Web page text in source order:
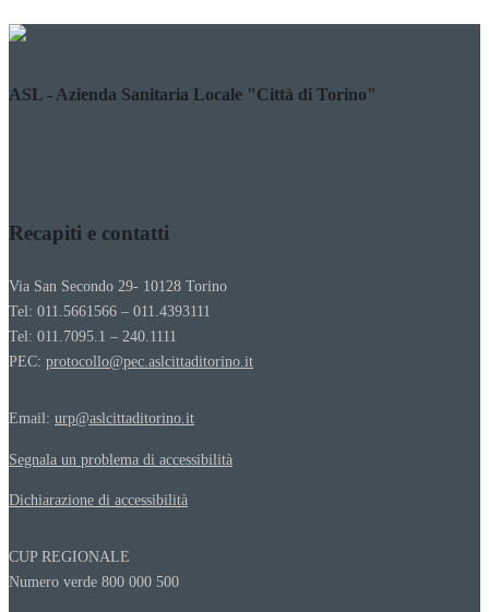
ASL - Azienda Sanitaria Locale "Città di Torino"
Recapiti e contatti
Via San Secondo 29- 10128 Torino
Tel: 011.5661566 – 011.4393111
Tel: 011.7095.1 – 240.1111
PEC: protocollo@pec.aslcittaditorino.it
Email: urp@aslcittaditorino.it
Segnala un problema di accessibilità
Dichiarazione di accessibilità
CUP REGIONALE
Numero verde 800 000 500